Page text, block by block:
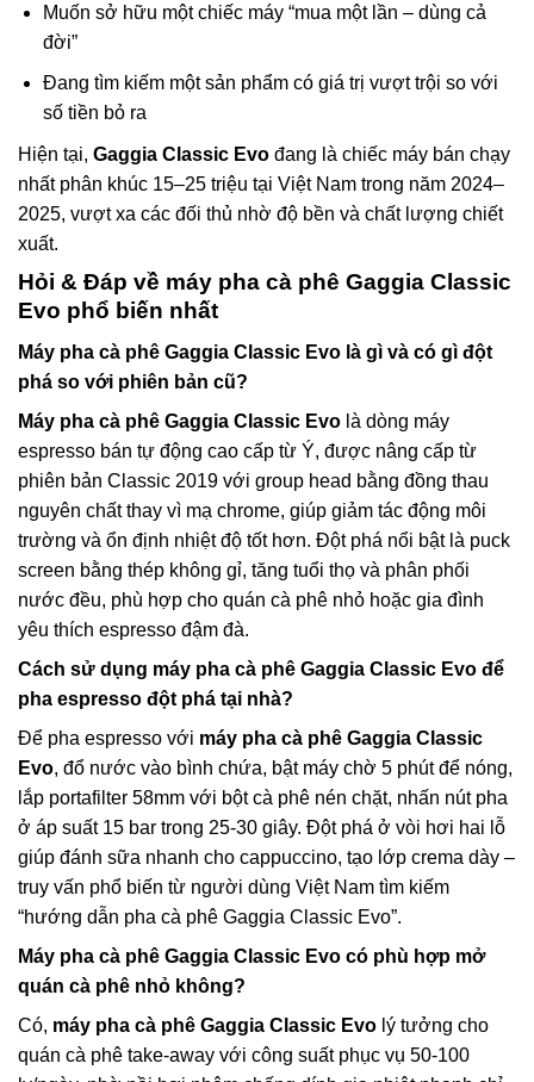
Muốn sở hữu một chiếc máy “mua một lần – dùng cả
đời”
Đang tìm kiếm một sản phẩm có giá trị vượt trội so với
số tiền bỏ ra
Hiện tại, Gaggia Classic Evo đang là chiếc máy bán chạy
nhất phân khúc 15–25 triệu tại Việt Nam trong năm 2024–
2025, vượt xa các đối thủ nhờ độ bền và chất lượng chiết
xuất.
Hỏi & Đáp về máy pha cà phê Gaggia Classic
Evo phổ biến nhất
Máy pha cà phê Gaggia Classic Evo là gì và có gì đột
phá so với phiên bản cũ?
Máy pha cà phê Gaggia Classic Evo là dòng máy
espresso bán tự động cao cấp từ Ý, được nâng cấp từ
phiên bản Classic 2019 với group head bằng đồng thau
nguyên chất thay vì mạ chrome, giúp giảm tác động môi
trường và ổn định nhiệt độ tốt hơn. Đột phá nổi bật là puck
screen bằng thép không gỉ, tăng tuổi thọ và phân phối
nước đều, phù hợp cho quán cà phê nhỏ hoặc gia đình
yêu thích espresso đậm đà.
Cách sử dụng máy pha cà phê Gaggia Classic Evo để
pha espresso đột phá tại nhà?
Để pha espresso với máy pha cà phê Gaggia Classic
Evo, đổ nước vào bình chứa, bật máy chờ 5 phút để nóng,
lắp portafilter 58mm với bột cà phê nén chặt, nhấn nút pha
ở áp suất 15 bar trong 25-30 giây. Đột phá ở vòi hơi hai lỗ
giúp đánh sữa nhanh cho cappuccino, tạo lớp crema dày –
truy vấn phổ biến từ người dùng Việt Nam tìm kiếm
“hướng dẫn pha cà phê Gaggia Classic Evo”.
Máy pha cà phê Gaggia Classic Evo có phù hợp mở
quán cà phê nhỏ không?
Có, máy pha cà phê Gaggia Classic Evo lý tưởng cho
quán cà phê take-away với công suất phục vụ 50-100